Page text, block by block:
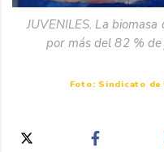
JUVENILES. La
por más del 82 %
Foto: Sindicato